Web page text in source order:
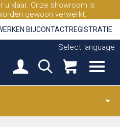
u klaar. Onze showroom is
gewoon verwerkt.
BIJCONTACTREGISTRATIE
Select language